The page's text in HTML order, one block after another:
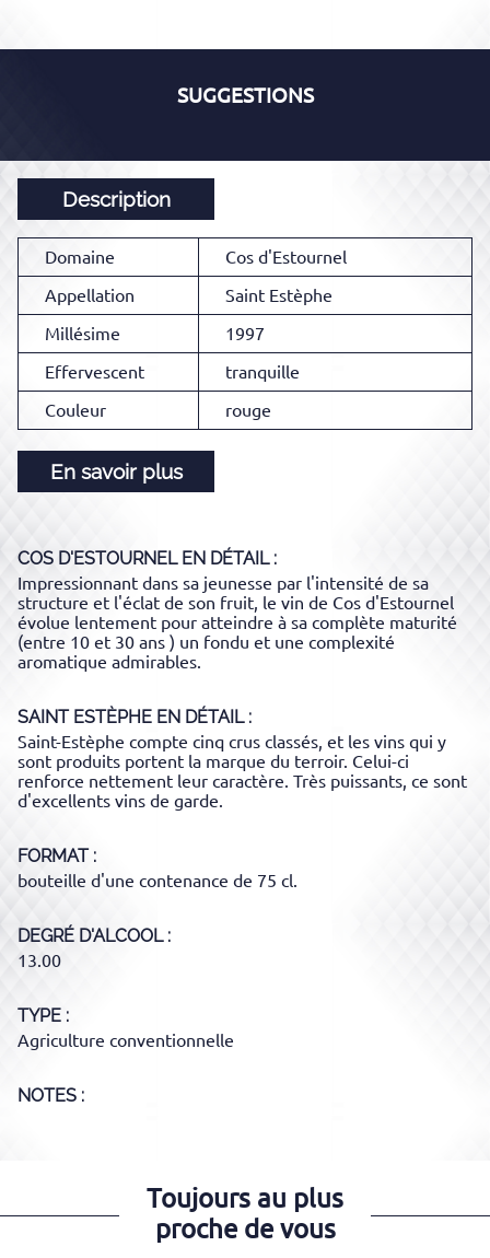
SUGGESTIONS
Description
Domaine
Cos d'Estournel
Appellation
Saint Estèphe
Millésime
1997
Effervescent
tranquille
Couleur
rouge
En savoir plus
COS D'ESTOURNELEN DÉTAIL :
Impressionnant dans sa jeunesse par l'intensité de sa
structure et l'éclat de son fruit, le vin de Cos d'Estournel
évolue lentement pour atteindre à sa complète maturité
(entre 10 et 30 ans ) un fondu et une complexité
aromatique admirables.
SAINT ESTÈPHE EN DÉTAIL :
Saint-Estèphe compte cinq crus classés, et les vins qui y
sont produits portent la marque du terroir. Celui-ci
renforce nettement leur caractère. Très puissants, ce sont
d'excellents vins de garde.
FORMAT
bouteille d'une contenance de 75 cl.
DEGRÉ D'ALCOOL
13.00
TYPE
Agriculture conventionnelle
NOTES :
Toujours au plus
proche de vous